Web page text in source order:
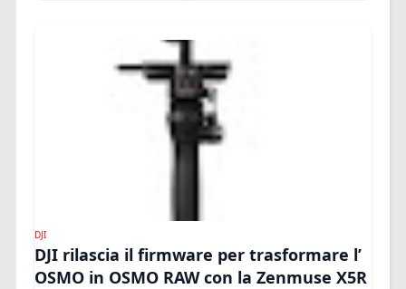
DJI
DJI rilascia il firmware per trasformare l’
OSMO in OSMO RAW con la Zenmuse X5R